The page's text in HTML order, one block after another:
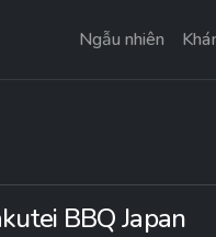
Ngẫu nhiên
BBQ Japan